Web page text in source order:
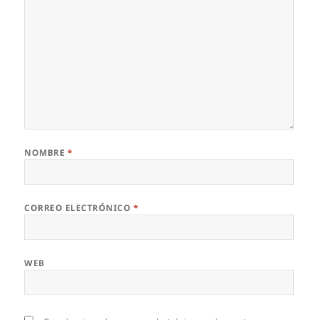
NOMBRE *
CORREO ELECTRÓNICO *
WEB